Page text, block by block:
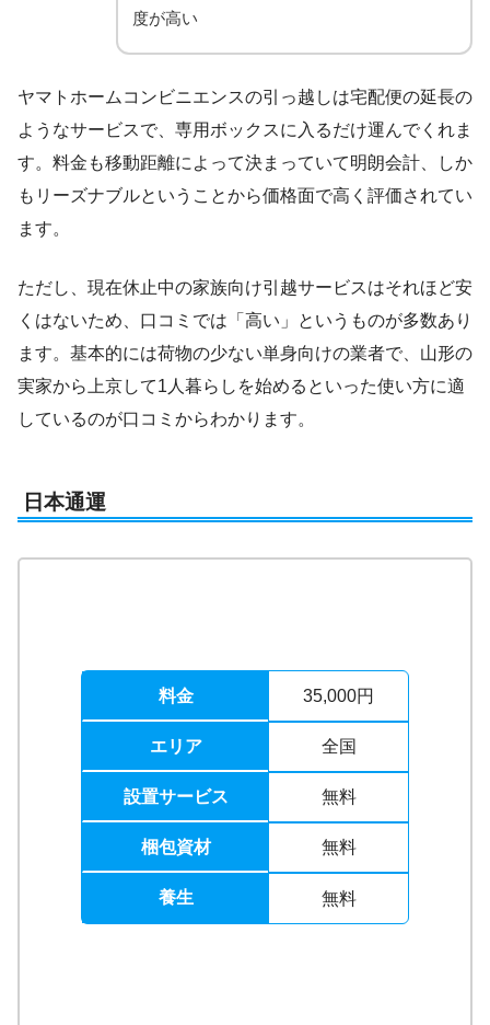
度が高い
ヤマトホームコンビニエンスの引っ越しは宅配便の延長の
ようなサービスで、専用ボックスに入るだけ運んでくれま
す。料金も移動距離によって決まっていて明朗会計、しか
もリーズナブルということから価格面で高く評価されてい
ます。
ただし、現在休止中の家族向け引越サービスはそれほど安
くはないため、口コミでは「高い」というものが多数あり
ます。基本的には荷物の少ない単身向けの業者で、山形の
実家から上京して1人暮らしを始めるといった使い方に適
しているのが口コミからわかります。
日本通運
料金 35,000円
エリア 全国
設置サービス 無料
梱包資材 無料
養生 無料